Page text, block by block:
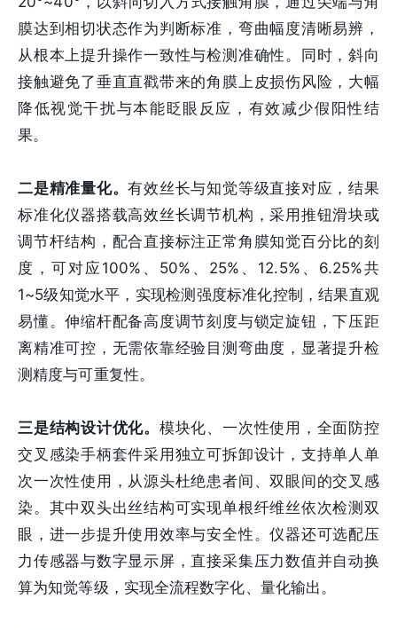
膜达到相切状态作为判断标准，弯曲幅度清晰易辨，
从根本上提升操作一致性与检测准确性。同时，斜向
接触避免了垂直直戳带来的角膜上皮损伤风险，大幅
降低视觉干扰与本能眨眼反应，有效减少假阳性结
果。
二是精准量化。有效丝长与知觉等级直接对应，结果
标准化仪器搭载高效丝长调节机构，采用推钮滑块或
调节杆结构，配合直接标注正常角膜知觉百分比的刻
度，可对应100%、50%、25%、12.5%、6.25%共
1~5级知觉水平，实现检测强度标准化控制，结果直观
易懂。伸缩杆配备高度调节刻度与锁定旋钮，下压距
离精准可控，无需依靠经验目测弯曲度，显著提升检
测精度与可重复性。
三是结构设计优化。 模块化、一次性使用，全面防控
交叉感染手柄套件采用独立可拆卸设计，支持单人单
次一次性使用，从源头杜绝患者间、双眼间的交叉感
染。其中双头出丝结构可实现单根纤维丝依次检测双
眼，进一步提升使用效率与安全性。仪器还可选配压
力传感器与数字显示屏，直接采集压力数值并自动换
算为知觉等级，实现全流程数字化、量化输出。